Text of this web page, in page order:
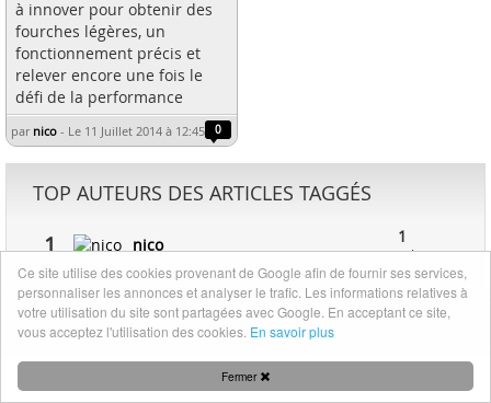
à innover pour obtenir des
fourches légères, un
fonctionnement précis et
relever encore une fois le
défi de la performance
par nico - Le 11 Juillet 2014 à 12:45 0
TOP AUTEURS DES ARTICLES TAGGÉS
1 nico 1
article
Mentions légales|Nous contacter
Fermer
Ce site utilise des cookies provenant de Google afin de fournir ses services,
personnaliser les annonces et analyser le trafic. Les informations relatives à
votre utilisation du site sont partagées avec Google. En acceptant ce site,
vous acceptez l'utilisation des cookies. En savoir plus